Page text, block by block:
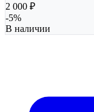
2 000 ₽
-5%
В наличии